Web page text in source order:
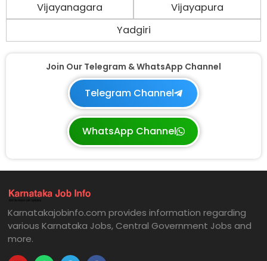
Vijayanagara
Vijayapura
Yadgiri
Join Our Telegram & WhatsApp Channel
Telegram Channel
WhatsApp Channel
Karnatakajobinfo.com provides information regarding
various Karnataka Jobs, Central Government Jobs and
more.